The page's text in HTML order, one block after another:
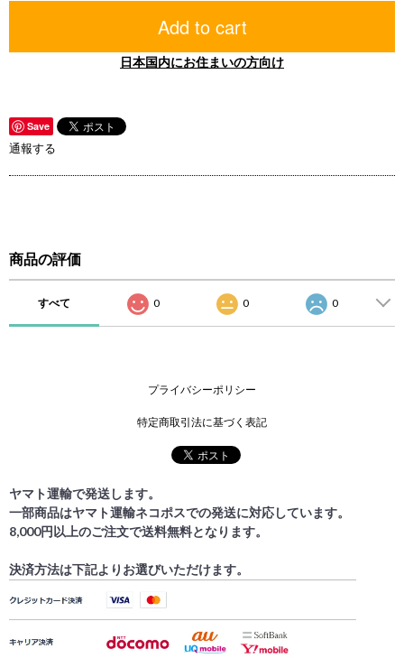
Add to cart
日本国内にお住まいの方向け
Save
通報する
商品の評価
すべて 0 0 0
プライバシーポリシー
特定商取引法に基づく表記
ヤマト運輸で発送します。
一部商品はヤマト運輸ネコポスでの発送に対応しています。
8,000円以上のご注文で送料無料となります。
決済方法は下記よりお選びいただけます。